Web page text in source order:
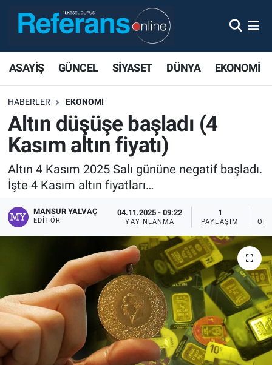
ASAYİŞ GÜNCEL SİYASET DÜNYA EKONOMİ
HABERLER EKONOMİ
Altın düşüşe başladı (4
Kasım altın fiyatı)
Altın 4 Kasım 2025 Salı gününe negatif başladı.
İşte 4 Kasım altın fiyatları…
MANSUR YALVAÇ
EDITÖR
04.11.2025 - 09:22
YAYINLANMA
1
PAYLAŞIM